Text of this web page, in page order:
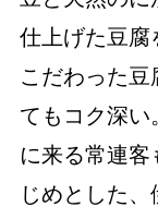
仕上げた豆腐
こだわった豆
てもコク深い
に来る常連
じめとした